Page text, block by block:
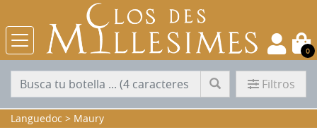
0
Filtros
Languedoc > Maury